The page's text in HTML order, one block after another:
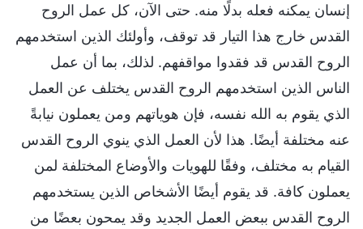
إنسان يمكنه فعله بدلًا منه. حتى الآن، كل عمل الروح
القدس خارج هذا التيار قد توقف، وأولئك الذين استخدمهم
الروح القدس قد فقدوا مواقفهم. لذلك، بما أن عمل
الناس الذين استخدمهم الروح القدس يختلف عن العمل
الذي يقوم به الله نفسه، فإن هوياتهم ومن يعملون نيابةً
عنه مختلفة أيضًا. هذا لأن العمل الذي ينوي الروح القدس
القيام به مختلف، وفقًا للهويات والأوضاع المختلفة لمن
يعملون كافة. قد يقوم أيضًا الأشخاص الذين يستخدمهم
الروح القدس ببعض العمل الجديد وقد يمحون بعضًا من